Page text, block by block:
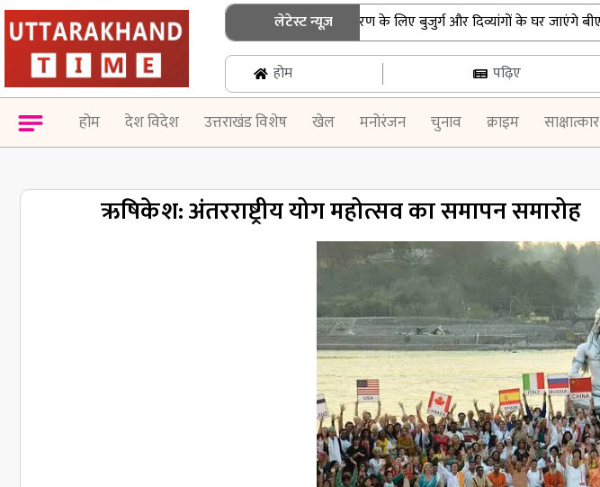
लेटेस्ट न्यूज़
उत्तराखंड: एसआईआर नोटिस के निस्तारण के लिए बुजुर्ग और दिव्यांगों के घर जाएंगे बीएलओ
होम पढ़िए
होम देश विदेश उत्तराखंड विशेष खेल मनोरंजन चुनाव क्राइम साक्षात्कार
ऋषिकेश: अंतरराष्ट्रीय योग महोत्सव का समापन समारोह